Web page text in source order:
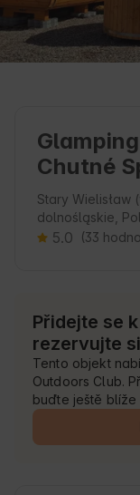
Chutné
Stary Wielisław
dolnośląskie,
5.0 (33
Přidejte se
rezervujte
Tento objekt
Outdoors Club.
buďte ještě blíže